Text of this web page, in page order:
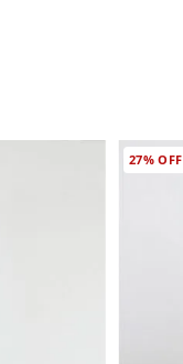
27%OFF